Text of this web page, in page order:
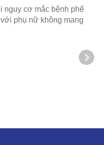
nguy cơ mắc bệnh phế
phụ nữ không mang